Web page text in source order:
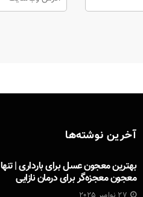
آخرین نوشته‌ها
بهترین معجون عسل برای بارداری | تنها
معجون معجزه‌گر برای درمان نازایی